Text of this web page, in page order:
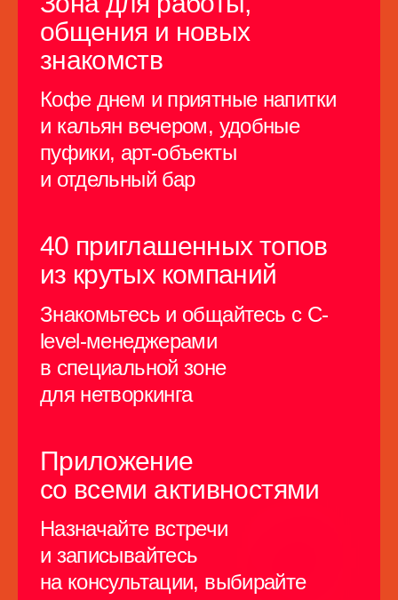
Проведем время в
тусовке: с нас —
крутые активности,
с вас — готовность
общаться
и веселиться
Вечеринка
4 июня с 18:30 до 22:00